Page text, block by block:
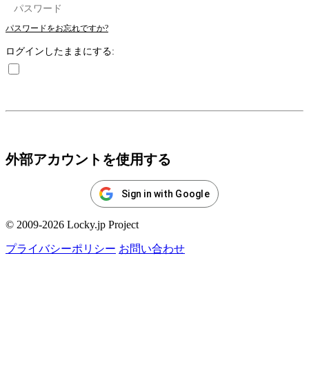
パスワードをお忘れですか?
ログインしたままにする:
外部アカウントを使用する
Sign in with Google
© 2009-2026 Locky.jp Project
プライバシーポリシー お問い合わせ